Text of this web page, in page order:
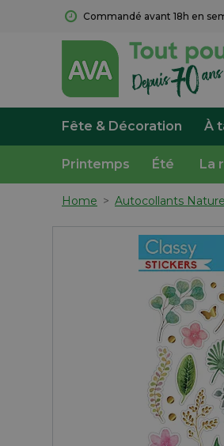
Commandé avant 18h en
Fête & Décoration À
Printemps Été La
Home > Autocollants Nature